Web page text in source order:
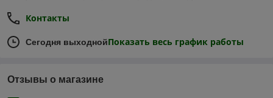
Контакты
Сегодня выходнойПоказать весь график работы
Отзывы о магазине